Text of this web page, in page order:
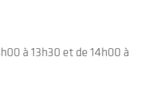
à 13h30 et de 14h00 à